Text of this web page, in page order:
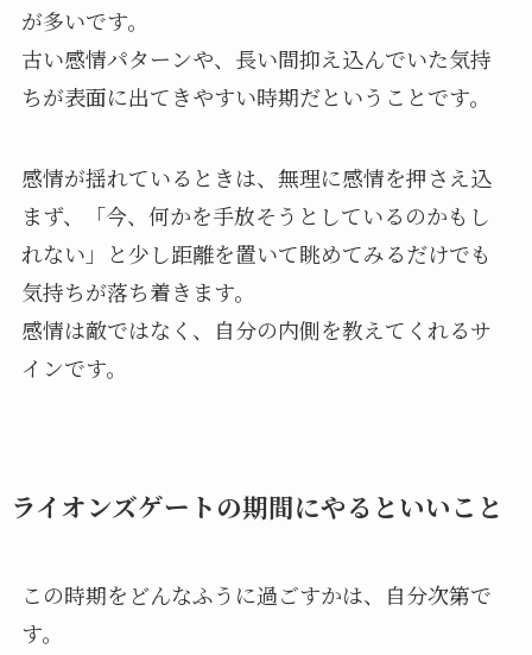
が多いです。
古い感情パターンや、長い間抑え込んでいた気持
ちが表面に出てきやすい時期だということです。
感情が揺れているときは、無理に感情を押さえ込
まず、「今、何かを手放そうとしているのかもし
れない」と少し距離を置いて眺めてみるだけでも
気持ちが落ち着きます。
感情は敵ではなく、自分の内側を教えてくれるサ
インです。
ライオンズゲートの期間にやるといいこと
この時期をどんなふうに過ごすかは、自分次第で
す。